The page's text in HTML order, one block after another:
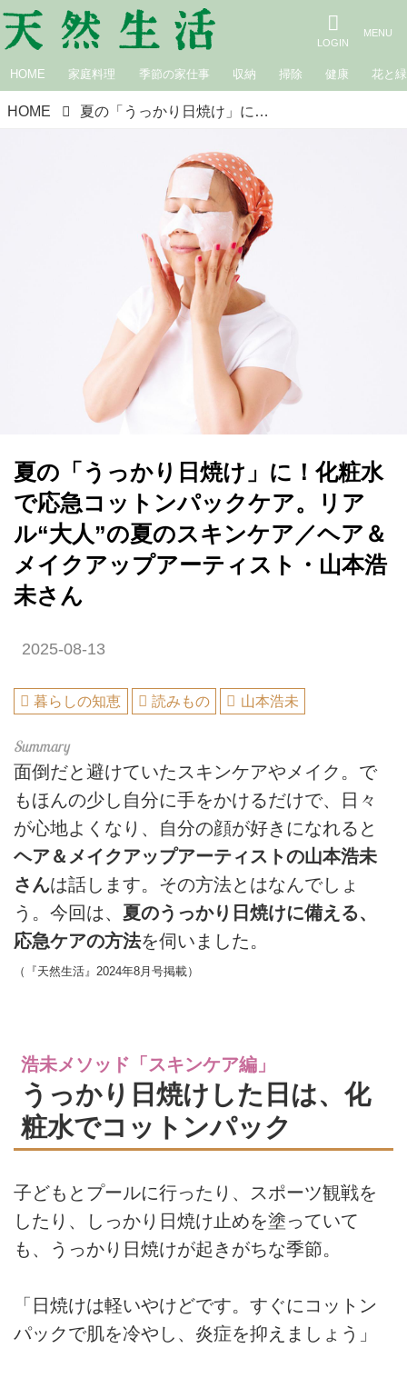
HOME 家庭料理 季節の家仕事 収納 掃除 健康 花と緑
HOME 夏の「うっかり日焼け」に！化粧水で応急コットンパックケア。リアル“大人”の夏のスキンケア／ヘア＆メイクアップアーティスト・山本浩未さん
夏の「うっかり日焼け」に！化粧水
で応急コットンパックケア。リア
ル“大人”の夏のスキンケア／ヘア＆
メイクアップアーティスト・山本浩
未さん
2025-08-13
暮らしの知恵 読みもの 山本浩未
面倒だと避けていたスキンケアやメイク。で
もほんの少し自分に手をかけるだけで、日々
が心地よくなり、自分の顔が好きになれると
ヘア＆メイクアップアーティストの山本浩未
さんは話します。その方法とはなんでしょ
う。今回は、 夏のうっかり日焼けに備える、
応急ケアの方法を伺いました。
（『天然生活』2024年8月号掲載）
浩未メソッド「スキンケア編」
うっかり日焼けした日は、化
粧水でコットンパック
子どもとプールに行ったり、スポーツ観戦を
したり、しっかり日焼け止めを塗っていて
も、うっかり日焼けが起きがちな季節。
「日焼けは軽いやけどです。すぐにコットン
パックで肌を冷やし、炎症を抑えましょう」